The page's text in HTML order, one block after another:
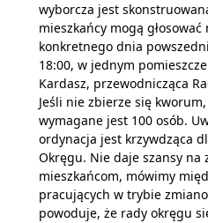
wyborcza jest
mieszkańcy mogą
konkretnego dnia
18:00, w jednym
Kardasz, przewodnicząca
Jeśli nie zbierze się
wymagane jest 100 osób.
ordynacja jest krzywdząca
Okręgu. Nie daje szansy na
mieszkańcom, mówimy
pracujących w trybie
powoduje, że rady okręgu